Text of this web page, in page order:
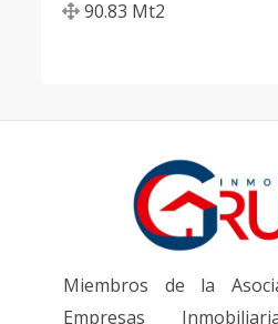
90.83 Mt2
Miembros de la
Empresas